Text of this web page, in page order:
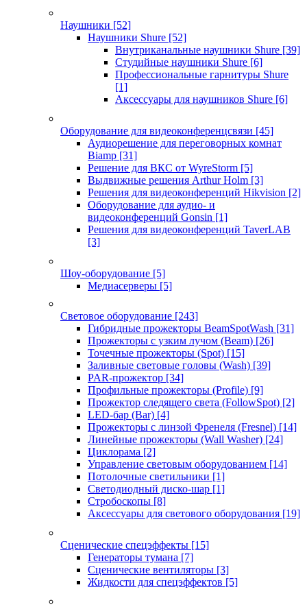
Наушники [52]
Наушники Shure [52]
Внутриканальные наушники Shure [39]
Студийные наушники Shure [6]
Профессиональные гарнитуры Shure
[1]
Аксессуары для наушников Shure [6]
Оборудование для видеоконференцсвязи [45]
Аудиорешение для переговорных комнат
Biamp [31]
Решение для ВКС от WyreStorm [5]
Выдвижные решения Arthur Holm [3]
Решения для видеоконференций Hikvision [2]
Оборудование для аудио- и
видеоконференций Gonsin [1]
Решения для видеоконференций TaverLAB
[3]
Шоу-оборудование [5]
Медиасерверы [5]
Световое оборудование [243]
Гибридные прожекторы BeamSpotWash [31]
Прожекторы с узким лучом (Beam) [26]
Точечные прожекторы (Spot) [15]
Заливные световые головы (Wash) [39]
PAR-прожектор [34]
Профильные прожекторы (Profile) [9]
Прожектор следящего света (FollowSpot) [2]
LED-бар (Bar) [4]
Прожекторы с линзой Френеля (Fresnel) [14]
Линейные прожекторы (Wall Washer) [24]
Циклорама [2]
Управление световым оборудованием [14]
Потолочные светильники [1]
Светодиодный диско-шар [1]
Стробоскопы [8]
Аксессуары для светового оборудования [19]
Сценические спецэффекты [15]
Генераторы тумана [7]
Сценические вентиляторы [3]
Жидкости для спецэффектов [5]